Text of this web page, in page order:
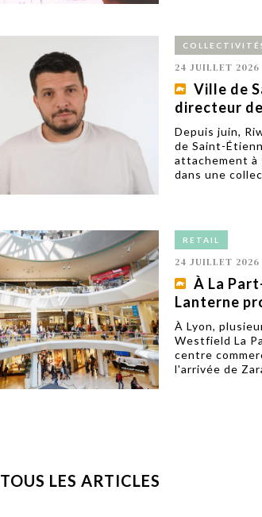
24 JUILLET 2026
Ville de
directeur
Depuis juin,
de Saint-
attachement à
dans une
RETAIL
24 JUILLET 2026
À La
Lanterne
À Lyon,
Westfield La
centre
l'arrivée de
TOUS LES ARTICLES